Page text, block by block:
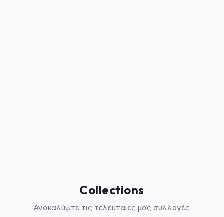
Collections
Ανακαλύψτε τις τελευταίες μας συλλογές